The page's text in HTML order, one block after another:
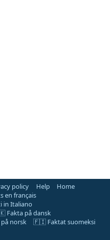
policy Help
Home
en français
Italiano
Fakta på dansk
norsk
🇫🇮 Faktat suomeksi